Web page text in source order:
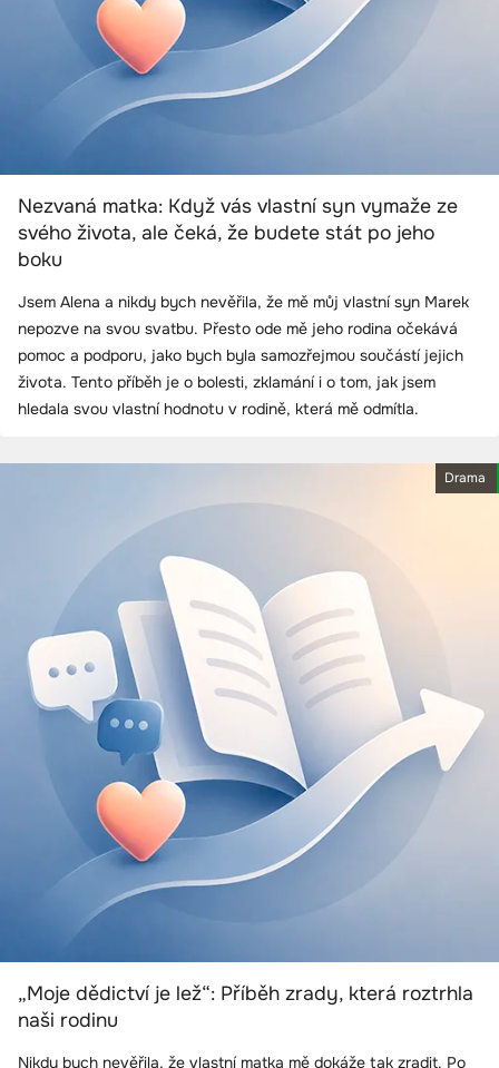
Nezvaná matka: Když vás vlastní syn vymaže ze
svého života, ale čeká, že budete stát po jeho
boku
Jsem Alena a nikdy bych nevěřila, že mě můj vlastní syn Marek
nepozve na svou svatbu. Přesto ode mě jeho rodina očekává
pomoc a podporu, jako bych byla samozřejmou součástí jejich
života. Tento příběh je o bolesti, zklamání i o tom, jak jsem
hledala svou vlastní hodnotu v rodině, která mě odmítla.
Drama
„Moje dědictví je lež“: Příběh zrady, která roztrhla
naši rodinu
Nikdy bych nevěřila, že vlastní matka mě dokáže tak zradit. Po